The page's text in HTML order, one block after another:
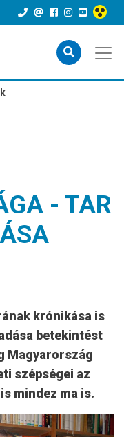
- TAR
krónikása is
betekintést
Magyarország
szépségei az
mindez ma is.